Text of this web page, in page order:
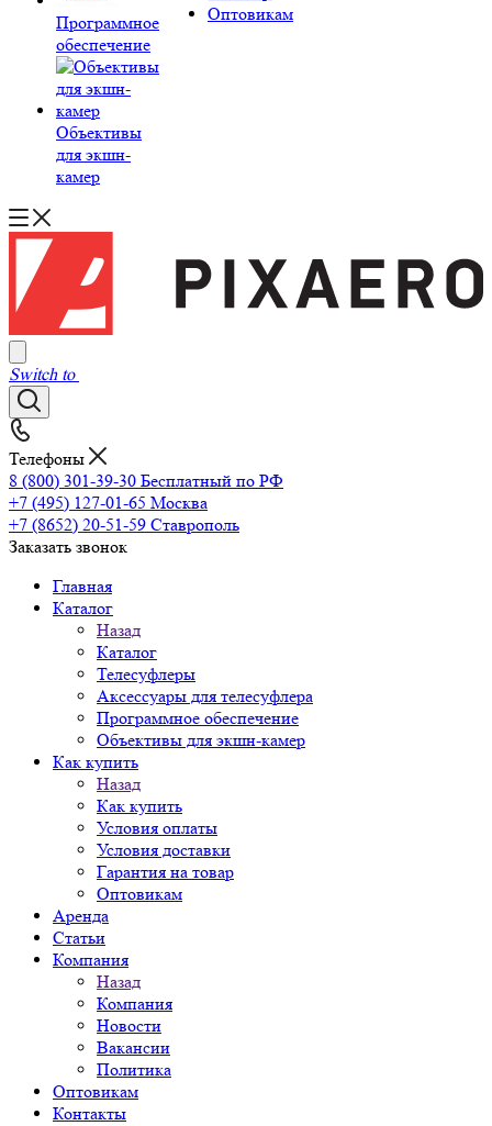
Программное
обеспечение
Объективы
для экшн-
камер
Оптовикам
Switch to
Телефоны
8 (800) 301-39-30 Бесплатный по РФ
+7 (495) 127-01-65 Москва
+7 (8652) 20-51-59 Ставрополь
Заказать звонок
Главная
Каталог
Назад
Каталог
Телесуфлеры
Аксессуары для телесуфлера
Программное обеспечение
Объективы для экшн-камер
Как купить
Назад
Как купить
Условия оплаты
Условия доставки
Гарантия на товар
Оптовикам
Аренда
Статьи
Компания
Назад
Компания
Новости
Вакансии
Политика
Оптовикам
Контакты